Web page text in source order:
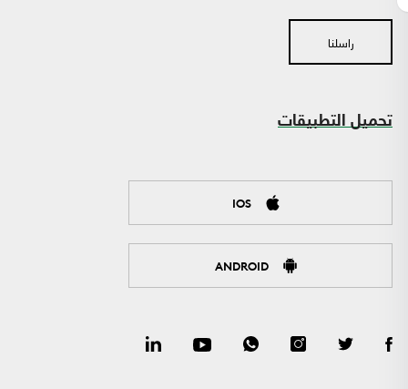
راسلنا
تحميل التطبيقات
IOS
ANDROID